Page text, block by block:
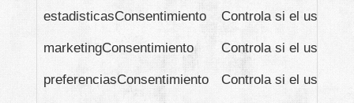
estadisticasConsentimiento Controla si el usuario
marketingConsentimiento Controla si el usuario
preferenciasConsentimiento Controla si el usuario